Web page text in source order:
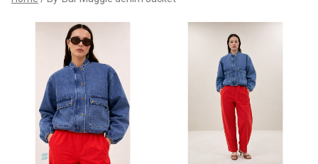
Maggie
denim
Jacket
Poggibonsi